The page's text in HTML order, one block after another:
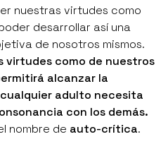
nuestras virtudes como
desarrollar así una
de nosotros mismos.
virtudes como de nuestros
alcanzar la
adulto necesita
con los demás.
nombre de auto-crítica.